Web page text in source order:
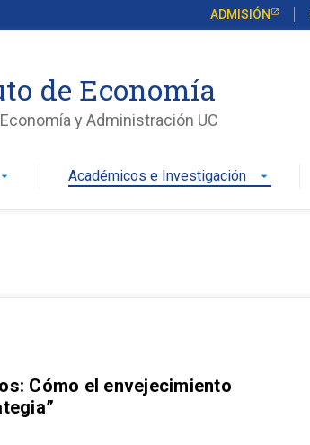
ADMISIÓN
de Economía
y Administración UC
arrow_drop_down Académicos e Investigación arrow_drop_down
Cómo el envejecimiento